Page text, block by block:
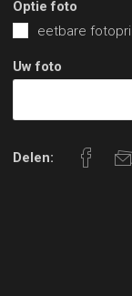
Optie foto
eetbare
Uw foto
Delen: